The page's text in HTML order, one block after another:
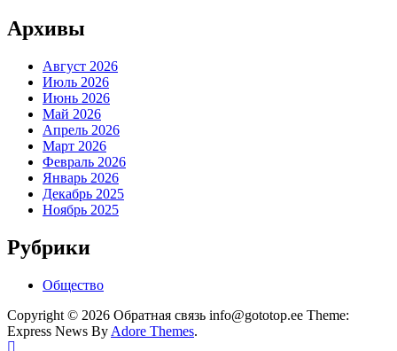
Архивы
Август 2026
Июль 2026
Июнь 2026
Май 2026
Апрель 2026
Март 2026
Февраль 2026
Январь 2026
Декабрь 2025
Ноябрь 2025
Рубрики
Общество
Copyright © 2026 Обратная связь info@gototop.ee Theme:
Express News By Adore Themes.